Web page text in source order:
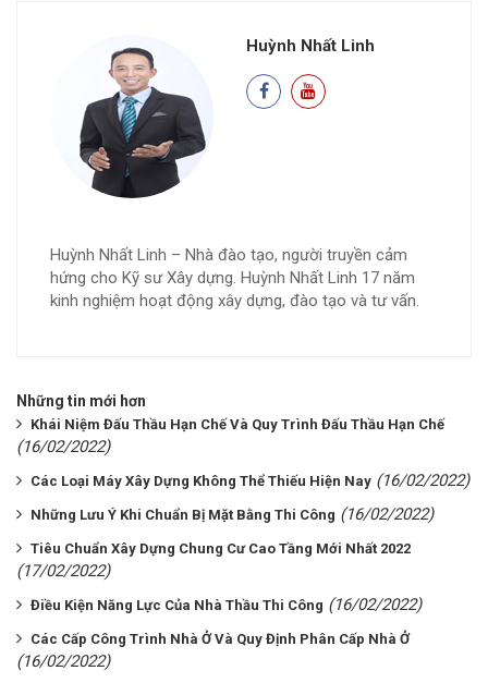
Huỳnh Nhất Linh
Huỳnh Nhất Linh – Nhà đào tạo, người truyền cảm
hứng cho Kỹ sư Xây dựng. Huỳnh Nhất Linh 17 năm
kinh nghiệm hoạt động xây dựng, đào tạo và tư vấn.
Những tin mới hơn
Khái Niệm Đấu Thầu Hạn Chế Và Quy Trình Đấu Thầu Hạn Chế
(16/02/2022)
Các Loại Máy Xây Dựng Không Thể Thiếu Hiện Nay (16/02/2022)
Những Lưu Ý Khi Chuẩn Bị Mặt Bằng Thi Công (16/02/2022)
Tiêu Chuẩn Xây Dựng Chung Cư Cao Tầng Mới Nhất 2022
(17/02/2022)
Điều Kiện Năng Lực Của Nhà Thầu Thi Công (16/02/2022)
Các Cấp Công Trình Nhà Ở Và Quy Định Phân Cấp Nhà Ở
(16/02/2022)